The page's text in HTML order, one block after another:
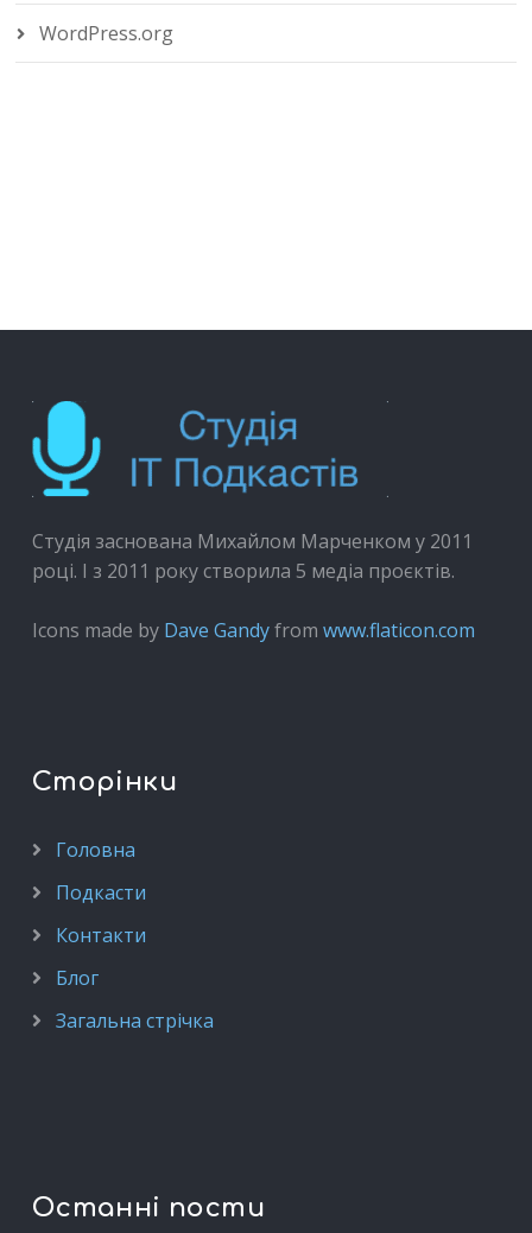
WordPress.org
Студія заснована Михайлом Марченком у 2011
році. І з 2011 року створила 5 медіа проєктів.
Icons made by Dave Gandyfrom www.flaticon.com
Сторінки
Головна
Подкасти
Контакти
Блог
Загальна стрічка
Останні пости